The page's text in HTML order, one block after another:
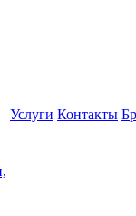
Услуги Контакты